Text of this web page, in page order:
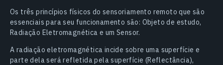
Os três princípios físicos do sensoriamento remoto que são
essenciais para seu funcionamento são: Objeto de estudo,
Radiação Eletromagnética e um Sensor.
A radiação eletromagnética incide sobre uma superfície e
parte dela será refletida pela superfície (Reflectância),